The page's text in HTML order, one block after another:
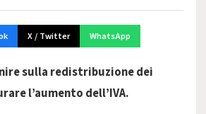
X / Twitter WhatsApp
sulla redistribuzione dei
l’aumento dell’IVA.